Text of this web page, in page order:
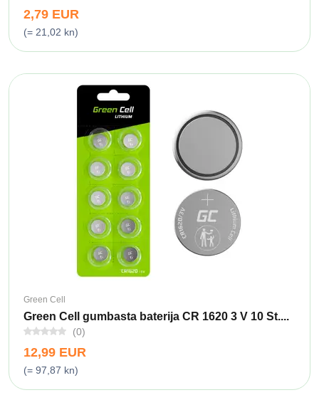
2,79 EUR
(= 21,02 kn)
Green Cell
Green Cell gumbasta baterija CR 1620 3 V 10 St....
(0)
12,99 EUR
(= 97,87 kn)